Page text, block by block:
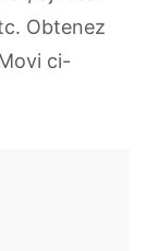
Obtenez
ci-